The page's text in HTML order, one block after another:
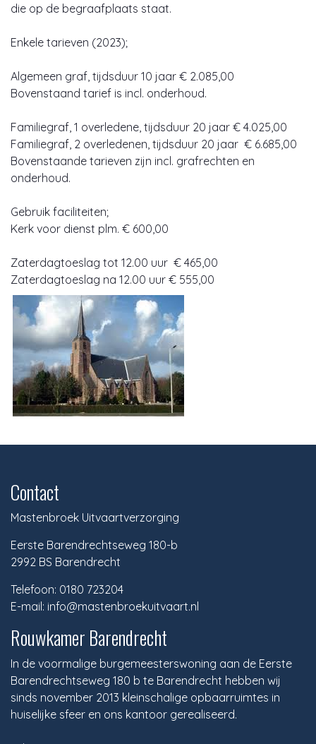
die op de begraafplaats staat.
Enkele tarieven (2023);
Algemeen graf, tijdsduur 10 jaar € 2.085,00
Bovenstaand tarief is incl. onderhoud.
Familiegraf, 1 overledene, tijdsduur 20 jaar € 4.025,00
Familiegraf, 2 overledenen, tijdsduur 20 jaar € 6.685,00
Bovenstaande tarieven zijn incl. grafrechten en
onderhoud.
Gebruik faciliteiten;
Kerk voor dienst plm. € 600,00
Zaterdagtoeslag tot 12.00 uur € 465,00
Zaterdagtoeslag na 12.00 uur € 555,00
Contact
Mastenbroek Uitvaartverzorging
Eerste Barendrechtseweg 180-b
2992 BS Barendrecht
Telefoon: 0180 723204
E-mail: info@mastenbroekuitvaart.nl
Rouwkamer Barendrecht
In de voormalige burgemeesterswoning aan de Eerste
Barendrechtseweg 180 b te Barendrecht hebben wij
sinds november 2013 kleinschalige opbaarruimtes in
huiselijke sfeer en ons kantoor gerealiseerd.